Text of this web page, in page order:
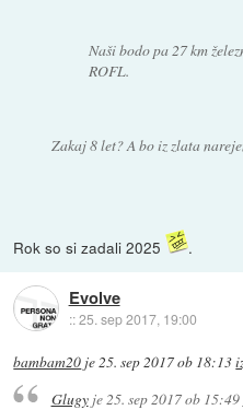
Naši bodo pa 27 km
ROFL.
Zakaj 8 let? A bo iz zlata
Rok so si zadali 2025 .
Evolve
::25. sep 2017, 19:00
bambam20 je25. sep 2017 ob 18:13
Glugyje25. sep 2017 ob 15:49